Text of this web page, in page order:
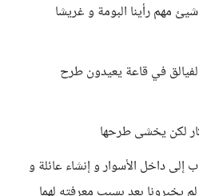
مهم رأينا البومة و غريشا
في قاعة يعيدون طرح
لكن يخشى طرحها
إلى داخل الأسوار و إنشاء عائلة و